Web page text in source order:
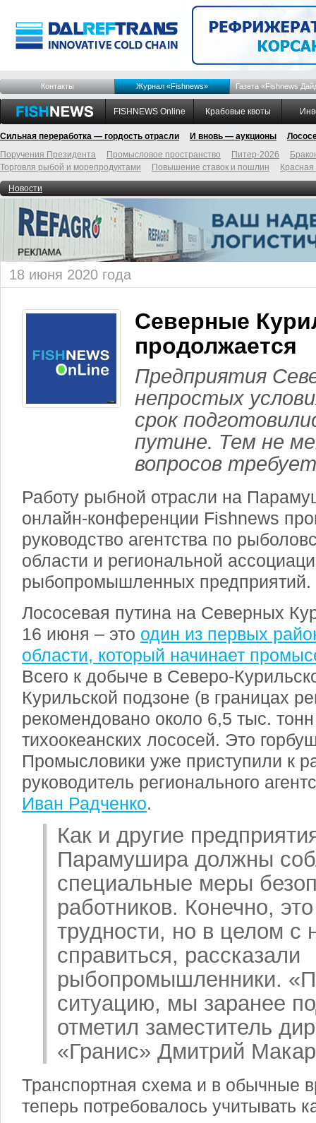
Контакты Журнал «Fishnews» Газета «Fishnews
FISHNEWS Online Крабовые квоты
Сильная переработка — гордость отрасли И вновь — аукционы
Поручения Президента
Промысловое пространство Питер-2026
Торговля рыбой и морепродуктами
Повышение ставок и пошлин
Новости
18 июня 2020 года
Северные
продолжается
Предприятия
непростых
срок
путине. Тем не
вопросов
Работу рыбной отрасли на
онлайн-конференции Fishnews
руководство агентства по
области и региональной
рыбопромышленных предприятий.
Лососевая путина на Северных
16 июня – это один из первых
области, который начинает
Всего к добыче в Северо-
Курильской подзоне (в границах
рекомендовано около 6,5 тыс.
тихоокеанских лососей. Это
Промысловики уже приступили к
руководитель регионального
Иван Радченко.
Как и другие
Парамушира должны
специальные меры
работников. Конечно,
трудности, но в целом с
справиться, рассказали
рыбопромышленники.
ситуацию, мы заранее
отметил заместитель
«Гранис» Дмитрий
Транспортная схема и в обычные
теперь потребовалось учитывать